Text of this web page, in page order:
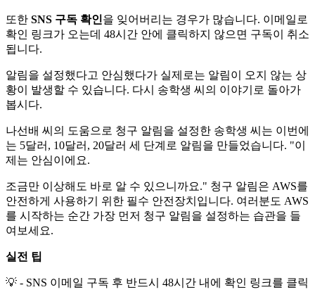
또한 SNS 구독 확인을 잊어버리는 경우가 많습니다. 이메일로
확인 링크가 오는데 48시간 안에 클릭하지 않으면 구독이 취소
됩니다.
알림을 설정했다고 안심했다가 실제로는 알림이 오지 않는 상
황이 발생할 수 있습니다. 다시 송학생 씨의 이야기로 돌아가
봅시다.
나선배 씨의 도움으로 청구 알림을 설정한 송학생 씨는 이번에
는 5달러, 10달러, 20달러 세 단계로 알림을 만들었습니다. "이
제는 안심이에요.
조금만 이상해도 바로 알 수 있으니까요." 청구 알림은 AWS를
안전하게 사용하기 위한 필수 안전장치입니다. 여러분도 AWS
를 시작하는 순간 가장 먼저 청구 알림을 설정하는 습관을 들
여보세요.
실전 팁
💡 - SNS 이메일 구독 후 반드시 48시간 내에 확인 링크를 클릭